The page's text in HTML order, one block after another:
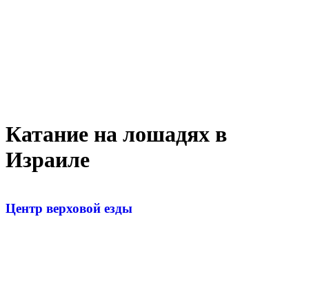
Катание на лошадях в
Израиле
Центр верховой езды